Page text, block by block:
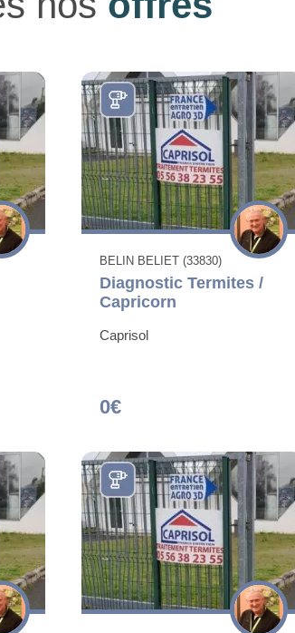
BELIN BELIET (33830)
Diagnostic Termites /
Capricorn
Caprisol
0€